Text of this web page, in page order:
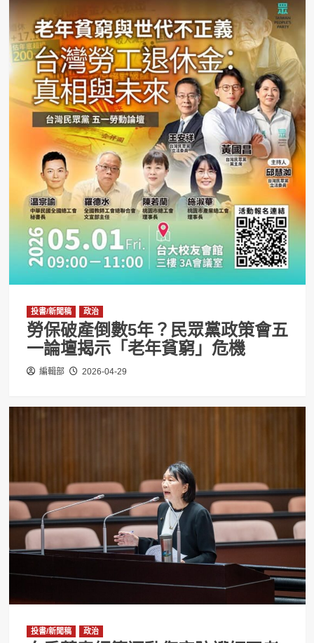
投書/新聞稿 政治
勞保破產倒數5年？民眾黨政策會五
一論壇揭示「老年貧窮」危機
編輯部 2026-04-29
投書/新聞稿 政治